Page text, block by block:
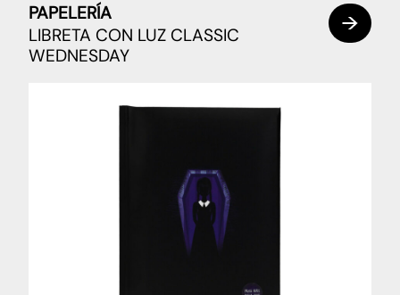
PAPELERÍA
LIBRETA CON LUZ CLASSIC
WEDNESDAY